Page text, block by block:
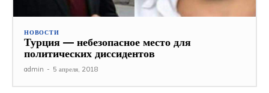
НОВОСТИ
Турция — небезопасное место для
политических диссидентов
admin - 5 апреля, 2018